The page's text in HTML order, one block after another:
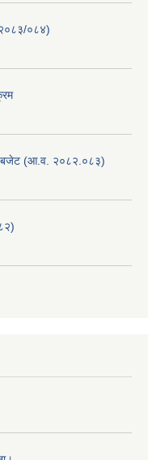
०८४)
बजेट (आ.व. २०८२.०८३)